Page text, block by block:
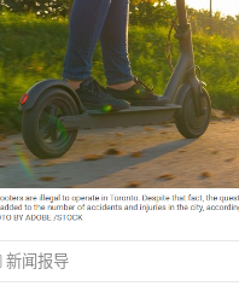
新闻报导